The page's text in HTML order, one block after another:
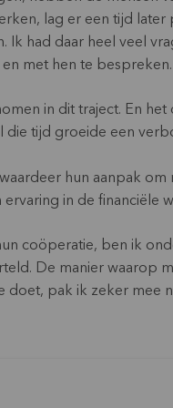
lag er een tijd
had daar heel veel
met hen te bespreken.
in dit traject. En
die tijd groeide een
hun aanpak
in de financiële
coöperatie, ben ik
De manier waarop
pak ik zeker mee